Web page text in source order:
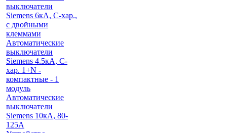
выключатели
Siemens 6кА, C-хар.,
с двойными
клеммами
Автоматические
выключатели
Siemens 4.5кА, C-
хар. 1+N -
компактные - 1
модуль
Автоматические
выключатели
Siemens 10кА, 80-
125A